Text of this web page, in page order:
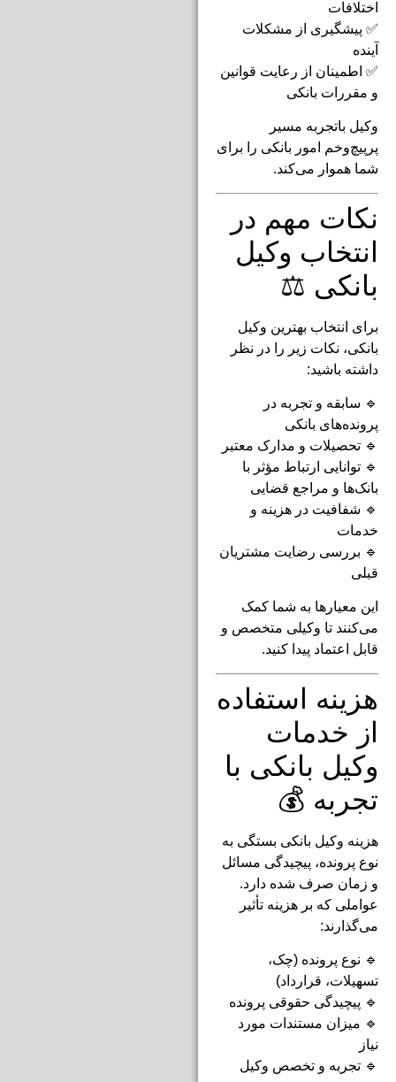
اختلافات
✅ پیشگیری از مشکلات
آینده
✅ اطمینان از رعایت قوانین
و مقررات بانکی
وکیل باتجربه مسیر
پرپیچ‌وخم امور بانکی را برای
شما هموار می‌کند.
نکات مهم در
انتخاب وکیل
بانکی ⚖️
برای انتخاب بهترین وکیل
بانکی، نکات زیر را در نظر
داشته باشید:
🔹 سابقه و تجربه در
پرونده‌های بانکی
🔹 تحصیلات و مدارک معتبر
🔹 توانایی ارتباط مؤثر با
بانک‌ها و مراجع قضایی
🔹 شفافیت در هزینه و
خدمات
🔹 بررسی رضایت مشتریان
قبلی
این معیارها به شما کمک
می‌کنند تا وکیلی متخصص و
قابل اعتماد پیدا کنید.
هزینه استفاده
از خدمات
وکیل بانکی با
تجربه 💰
هزینه وکیل بانکی بستگی به
نوع پرونده، پیچیدگی مسائل
و زمان صرف شده دارد.
عواملی که بر هزینه تأثیر
می‌گذارند:
🔹 نوع پرونده (چک،
تسهیلات، قرارداد)
🔹 پیچیدگی حقوقی پرونده
🔹 میزان مستندات مورد
نیاز
🔹 تجربه و تخصص وکیل